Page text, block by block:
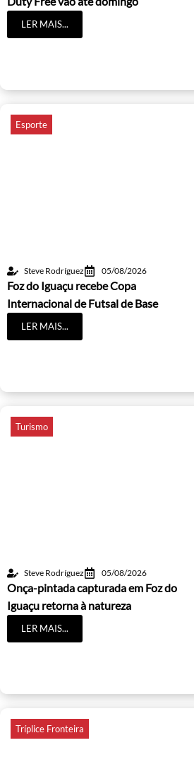
LER MAIS...
Esporte
Steve Rodríguez 05/08/2026
Foz do Iguaçu recebe Copa
Internacional de Futsal de Base
LER MAIS...
Turismo
Steve Rodríguez 05/08/2026
Onça-pintada capturada em Foz do
Iguaçu retorna à natureza
LER MAIS...
Tríplice Fronteira